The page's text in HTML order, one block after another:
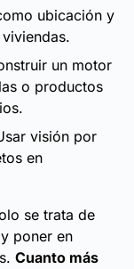
ubicación y
un motor
o productos
visión por
en
se trata de
poner en
Cuanto más